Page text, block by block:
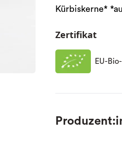
Kürbiskerne*
Zertifikat
EU-